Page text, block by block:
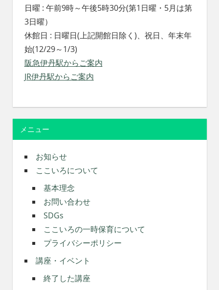
日曜 : 午前9時～午後5時30分(第1日曜・5月は第
3日曜）
休館日 : 日曜日(上記開館日除く)、祝日、年末年
始(12/29～1/3)
阪急伊丹駅からご案内
JR伊丹駅からご案内
メニュー
お知らせ
ここいろについて
基本理念
お問い合わせ
SDGs
ここいろの一時保育について
プライバシーポリシー
講座・イベント
終了した講座